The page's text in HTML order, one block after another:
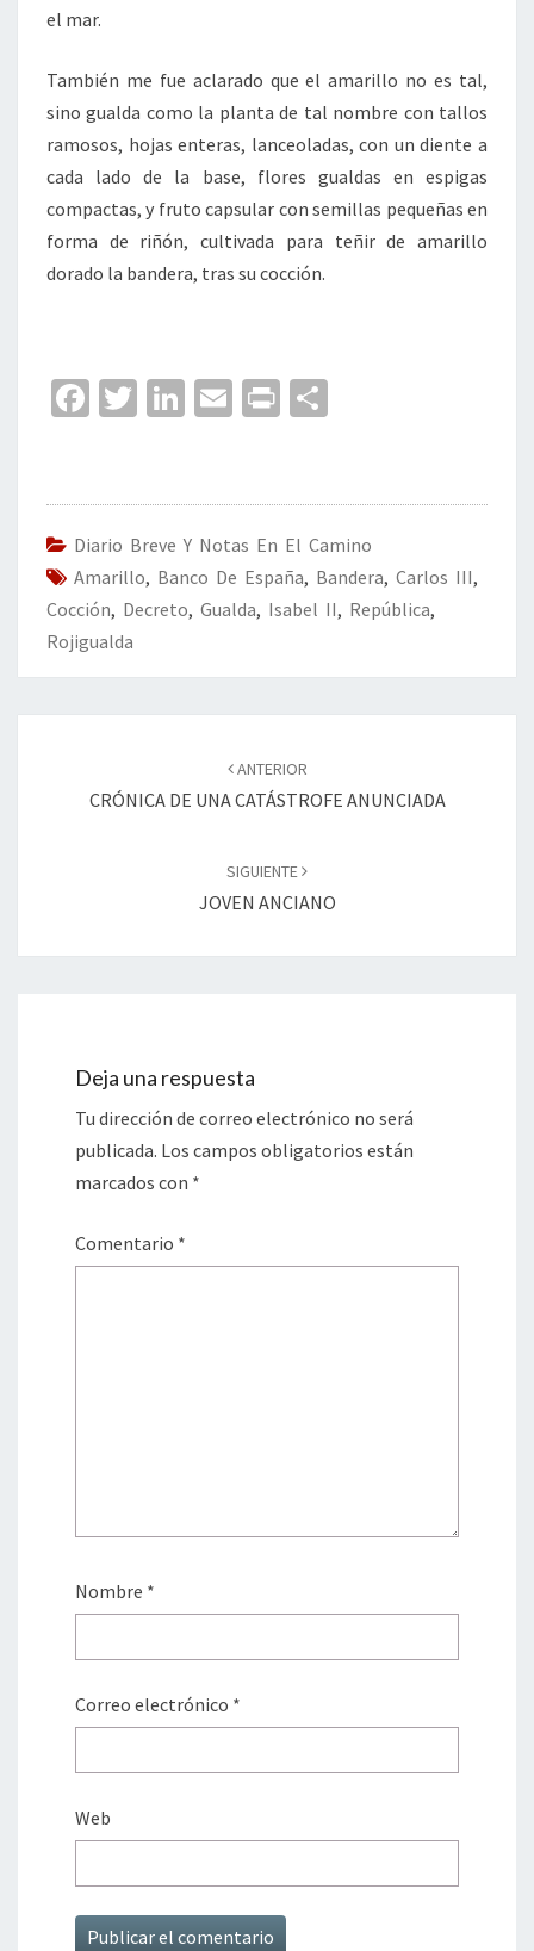
el mar.
También me fue aclarado que el amarillo no es tal,
sino gualda como la planta de tal nombre con tallos
ramosos, hojas enteras, lanceoladas, con un diente a
cada lado de la base, flores gualdas en espigas
compactas, y fruto capsular con semillas pequeñas en
forma de riñón, cultivada para teñir de amarillo
dorado la bandera, tras su cocción.
Fa
o
o
k
T
er
Li
dI
n
E
l
Pr
p
ar
tir
Diario Breve Y Notas En El Camino
Amarillo, Banco De España, Bandera, Carlos III,
Cocción, Decreto, Gualda, Isabel II, República,
Rojigualda
entradas
ANTERIOR
CRÓNICA DE UNA CATÁSTROFE ANUNCIADA
SIGUIENTE
JOVEN ANCIANO
Deja una respuesta
Tu dirección de correo electrónico no será
publicada. Los campos obligatorios están
marcados con *
Comentario *
Nombre *
Correo electrónico *
Web